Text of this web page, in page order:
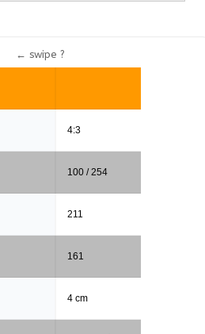
4:3
100 / 254
211
161
4 cm